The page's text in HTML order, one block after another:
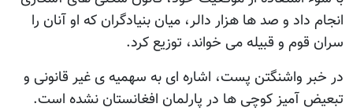
انجام داد و صد ها هزار دالر، ميان بنيادگران که او آنان را
سران قوم و قبيله می خواند، توزيع کرد.
در خبر واشنگتن پست، اشاره ای به سهمیه ی غير قانونی و
تبعيض آمیز کوچی ها در پارلمان افغانستان نشده است.